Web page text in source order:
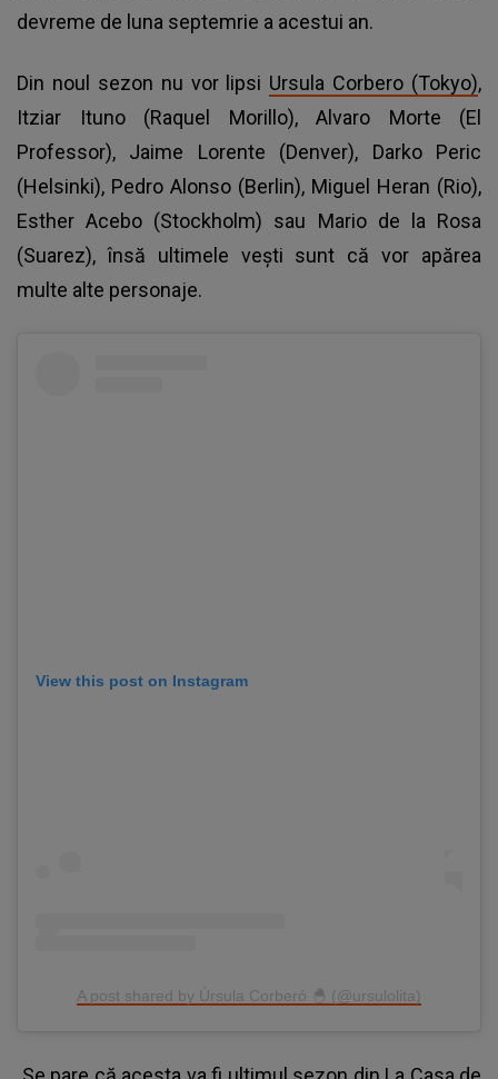
devreme de luna septemrie a acestui an.
Din noul sezon nu vor lipsi Ursula Corbero (Tokyo),
Itziar Ituno (Raquel Morillo), Alvaro Morte (El
Professor), Jaime Lorente (Denver), Darko Peric
(Helsinki), Pedro Alonso (Berlin), Miguel Heran (Rio),
Esther Acebo (Stockholm) sau Mario de la Rosa
(Suarez), însă ultimele veşti sunt că vor apărea
multe alte personaje.
View this post on Instagram
A post shared by Úrsula Corberó 🐣 (@ursulolita)